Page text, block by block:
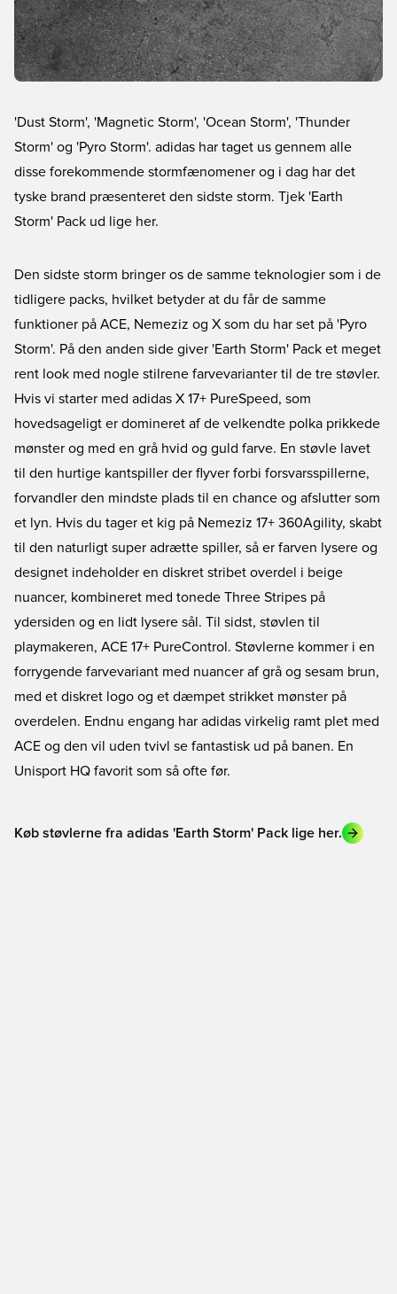
'Dust Storm', 'Magnetic Storm', 'Ocean Storm', 'Thunder
Storm' og 'Pyro Storm'. adidas har taget us gennem alle
disse forekommende stormfænomener og i dag har det
tyske brand præsenteret den sidste storm. Tjek 'Earth
Storm' Pack ud lige her.
Den sidste storm bringer os de samme teknologier som i de
tidligere packs, hvilket betyder at du får de samme
funktioner på ACE, Nemeziz og X som du har set på 'Pyro
Storm'. På den anden side giver 'Earth Storm' Pack et meget
rent look med nogle stilrene farvevarianter til de tre støvler.
Hvis vi starter med adidas X 17+ PureSpeed, som
hovedsageligt er domineret af de velkendte polka prikkede
mønster og med en grå hvid og guld farve. En støvle lavet
til den hurtige kantspiller der flyver forbi forsvarsspillerne,
forvandler den mindste plads til en chance og afslutter som
et lyn. Hvis du tager et kig på Nemeziz 17+ 360Agility, skabt
til den naturligt super adrætte spiller, så er farven lysere og
designet indeholder en diskret stribet overdel i beige
nuancer, kombineret med tonede Three Stripes på
ydersiden og en lidt lysere sål. Til sidst, støvlen til
playmakeren, ACE 17+ PureControl. Støvlerne kommer i en
forrygende farvevariant med nuancer af grå og sesam brun,
med et diskret logo og et dæmpet strikket mønster på
overdelen. Endnu engang har adidas virkelig ramt plet med
ACE og den vil uden tvivl se fantastisk ud på banen. En
Unisport HQ favorit som så ofte før.
Køb støvlerne fra adidas 'Earth Storm' Pack lige her.